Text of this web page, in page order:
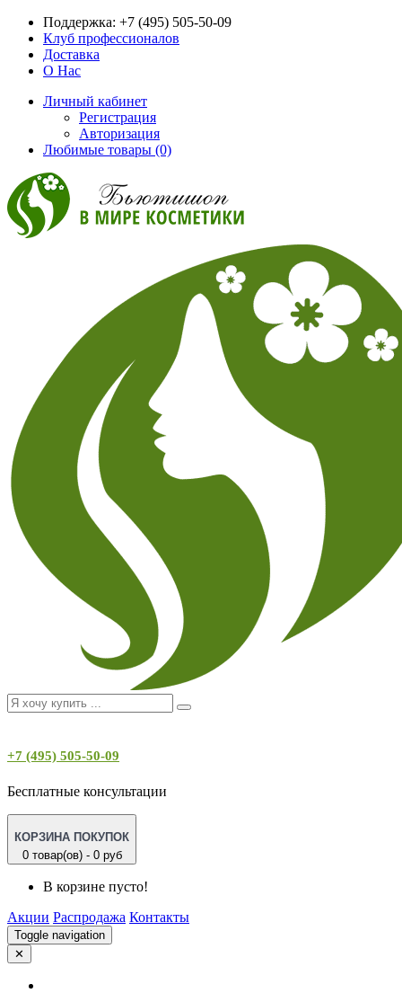
Поддержка: +7 (495) 505-50-09
Клуб профессионалов
Доставка
О Нас
Личный кабинет
Регистрация
Авторизация
Любимые товары (0)
+7 (495) 505-50-09
Бесплатные консультации
КОРЗИНА ПОКУПОК
0 товар(ов) - 0 руб
В корзине пусто!
Акции Распродажа Контакты
Toggle navigation
✕